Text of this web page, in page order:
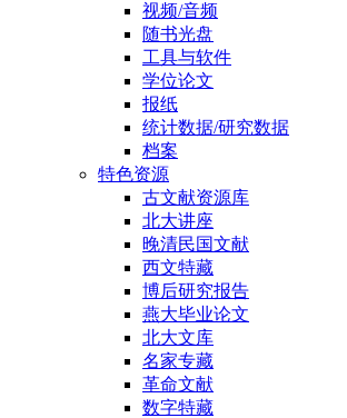
视频/音频
随书光盘
工具与软件
学位论文
报纸
统计数据/研究数据
档案
特色资源
古文献资源库
北大讲座
晚清民国文献
西文特藏
博后研究报告
燕大毕业论文
北大文库
名家专藏
革命文献
数字特藏